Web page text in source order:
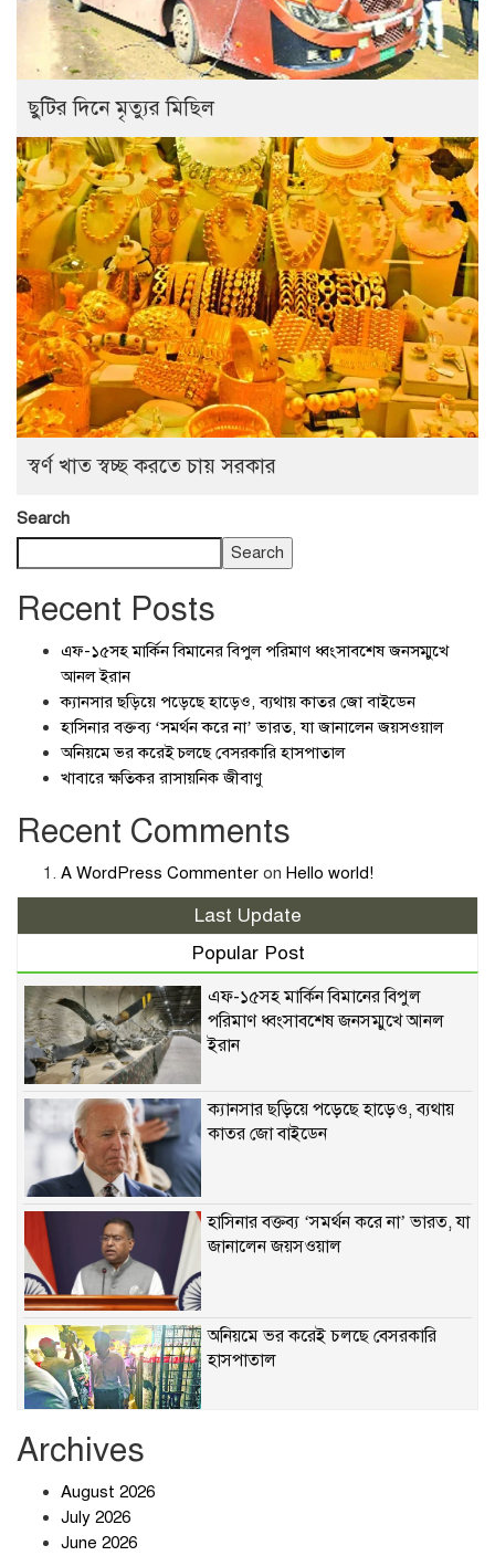
ছুটির দিনে মৃত্যুর মিছিল
স্বর্ণ খাত স্বচ্ছ করতে চায় সরকার
Search
Search
Recent Posts
এফ-১৫সহ মার্কিন বিমানের বিপুল পরিমাণ ধ্বংসাবশেষ জনসম্মুখে
আনল ইরান
ক্যানসার ছড়িয়ে পড়েছে হাড়েও, ব্যথায় কাতর জো বাইডেন
হাসিনার বক্তব্য ‘সমর্থন করে না’ ভারত, যা জানালেন জয়সওয়াল
অনিয়মে ভর করেই চলছে বেসরকারি হাসপাতাল
খাবারে ক্ষতিকর রাসায়নিক জীবাণু
Recent Comments
A WordPress Commenter on Hello world!
Last Update
Popular Post
এফ-১৫সহ মার্কিন বিমানের বিপুল
পরিমাণ ধ্বংসাবশেষ জনসম্মুখে আনল
ইরান
ক্যানসার ছড়িয়ে পড়েছে হাড়েও, ব্যথায়
কাতর জো বাইডেন
হাসিনার বক্তব্য ‘সমর্থন করে না’ ভারত, যা
জানালেন জয়সওয়াল
অনিয়মে ভর করেই চলছে বেসরকারি
হাসপাতাল
Archives
August 2026
July 2026
June 2026